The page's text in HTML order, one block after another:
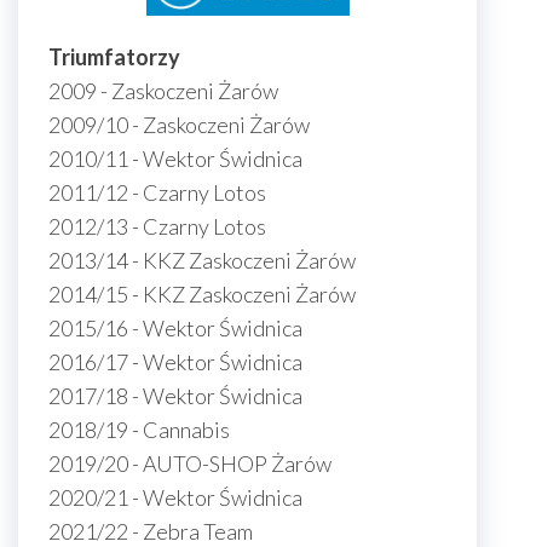
Triumfatorzy
2009 - Zaskoczeni Żarów
2009/10 - Zaskoczeni Żarów
2010/11 - Wektor Świdnica
2011/12 - Czarny Lotos
2012/13 - Czarny Lotos
2013/14 - KKZ Zaskoczeni Żarów
2014/15 - KKZ Zaskoczeni Żarów
2015/16 - Wektor Świdnica
2016/17 - Wektor Świdnica
2017/18 - Wektor Świdnica
2018/19 - Cannabis
2019/20 - AUTO-SHOP Żarów
2020/21 - Wektor Świdnica
2021/22 - Zebra Team